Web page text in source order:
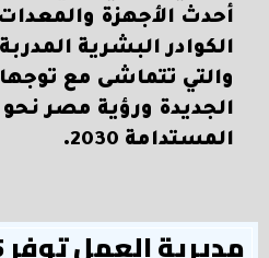
أحدث الأجهزة
الكوادر البشرية
والتي تتماشى مع
الجديدة ورؤية مصر نحو
المستدامة 2030.